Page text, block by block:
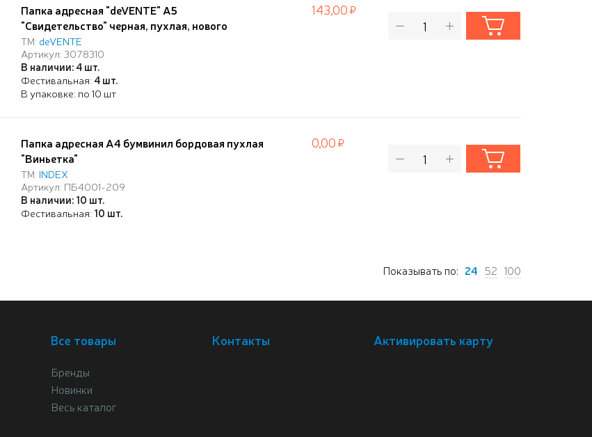
Папка адресная "deVENTE" A5
"Свидетельство" черная, пухлая, нового
образца формата A4, экокожа, с тиснением
фольгой, в папке со сгибом, с ПВХ вкладышем,
индивидаульная упаковка
ТМ: deVENTE
Артикул: 3078310
В наличии: 4 шт.
Фестивальная: 4 шт.
В упаковке: по 10 шт
143,00
Папка адресная A4 бумвинил бордовая пухлая
"Виньетка"
ТМ: INDEX
Артикул: ПБ4001-209
В наличии: 10 шт.
Фестивальная: 10 шт.
0,00
Показывать по: 24 52 100
Все товары
Бренды
Новинки
Весь каталог
Контакты Активировать карту